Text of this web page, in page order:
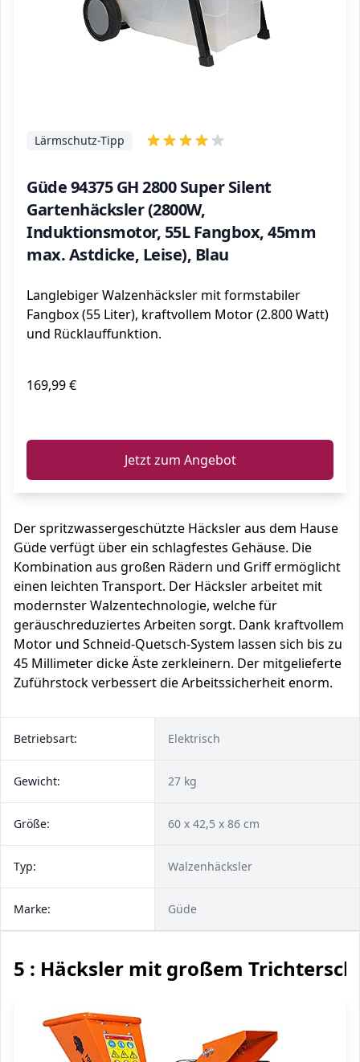
Güde 94375 GH 2800 Super Silent
Gartenhäcksler (2800W,
Induktionsmotor, 55L Fangbox, 45mm
max. Astdicke, Leise), Blau
Lärmschutz-Tipp
Langlebiger Walzenhäcksler mit formstabiler
Fangbox (55 Liter), kraftvollem Motor (2.800 Watt)
und Rücklauffunktion.
169,99 €
Jetzt zum Angebot
Der spritzwassergeschützte Häcksler aus dem Hause
Güde verfügt über ein schlagfestes Gehäuse. Die
Kombination aus großen Rädern und Griff ermöglicht
einen leichten Transport. Der Häcksler arbeitet mit
modernster Walzentechnologie, welche für
geräuschreduziertes Arbeiten sorgt. Dank kraftvollem
Motor und Schneid-Quetsch-System lassen sich bis zu
45 Millimeter dicke Äste zerkleinern. Der mitgelieferte
Zuführstock verbessert die Arbeitssicherheit enorm.
Betriebsart: Elektrisch
Gewicht: 27 kg
Größe: 60 x 42,5 x 86 cm
Typ: Walzenhäcksler
Marke: Güde
5 : Häcksler mit großem